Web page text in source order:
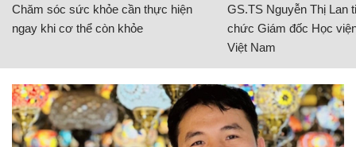
Chăm sóc sức khỏe cần thực hiện
ngay khi cơ thể còn khỏe
GS.TS Nguyễn Thị Lan
chức Giám đốc Học
Việt Nam